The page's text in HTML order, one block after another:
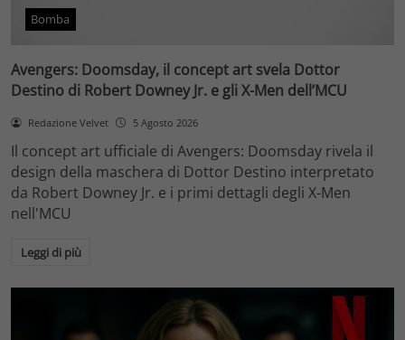
Bomba
Avengers: Doomsday, il concept art svela Dottor
Destino di Robert Downey Jr. e gli X-Men dell’MCU
Redazione Velvet 5 Agosto 2026
Il concept art ufficiale di Avengers: Doomsday rivela il
design della maschera di Dottor Destino interpretato
da Robert Downey Jr. e i primi dettagli degli X-Men
nell'MCU
Leggi di più